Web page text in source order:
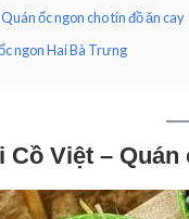
ốc ngon cho tín đồ ăn cay
ngon Hai Bà Trưng
Cồ Việt –